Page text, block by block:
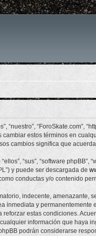
“nuestro”,
cambiar estos términos en
cambios significa que
“sus”, “software
y puede ser descargada de
conductas y/o contenido
indecente, amenazante,
inmediata y
estas condiciones.
información que haya
podrán considerarse